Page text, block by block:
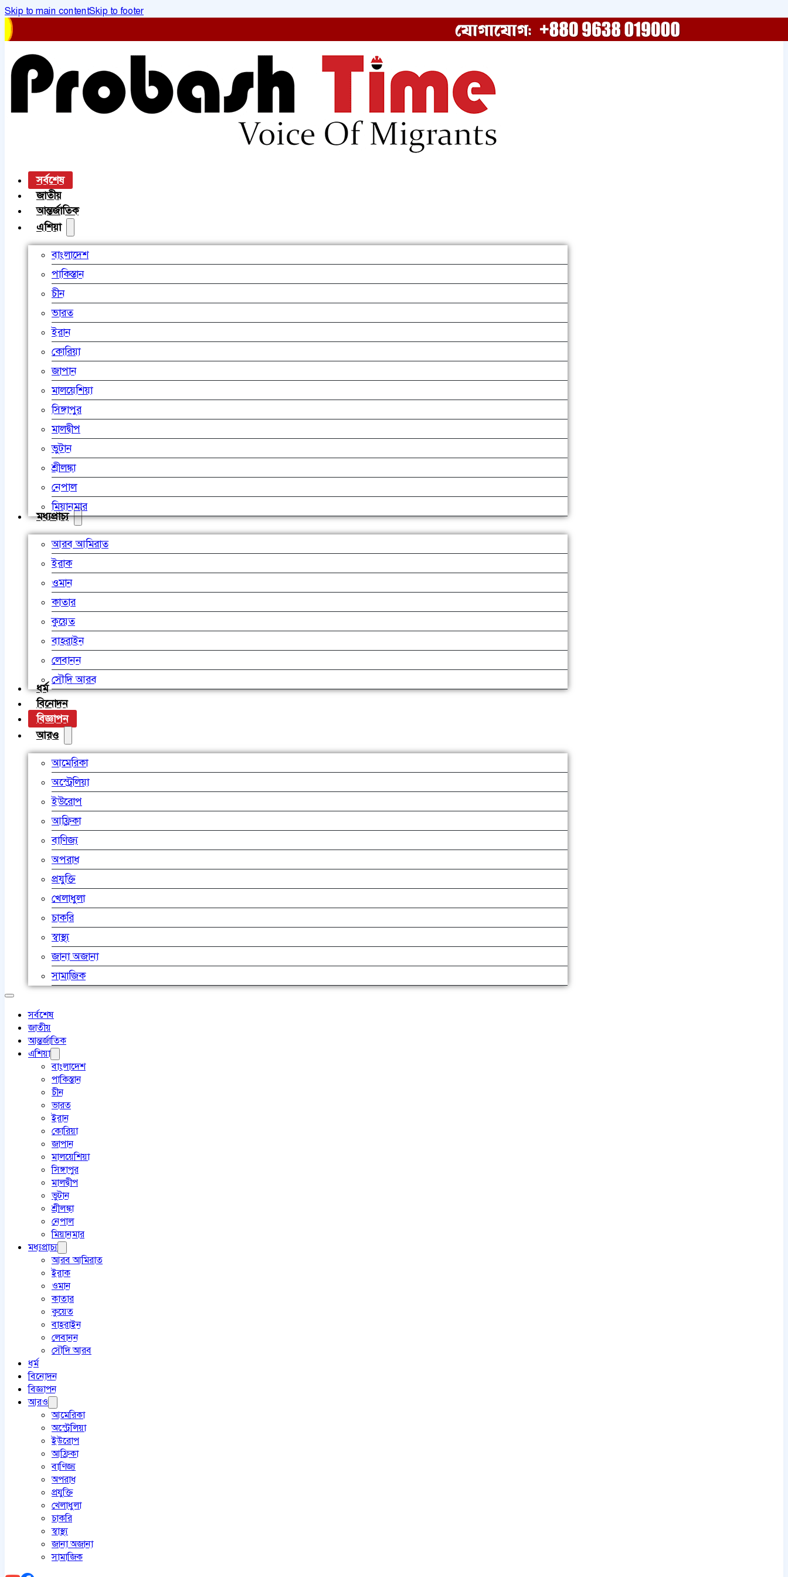
Skip to main contentSkip to footer
সর্বশেষ
জাতীয়
আন্তর্জাতিক
এশিয়া
বাংলাদেশ
পাকিস্তান
চীন
ভারত
ইরান
কোরিয়া
জাপান
মালয়েশিয়া
সিঙ্গাপুর
মালদ্বীপ
ভুটান
শ্রীলঙ্কা
নেপাল
মিয়ানমার
মধ্যপ্রাচ্য
আরব আমিরাত
ইরাক
ওমান
কাতার
কুয়েত
বাহরাইন
লেবানন
সৌদি আরব
ধর্ম
বিনোদন
বিজ্ঞাপন
আরও
আমেরিকা
অস্ট্রেলিয়া
ইউরোপ
আফ্রিকা
বাণিজ্য
অপরাধ
প্রযুক্তি
খেলাধুলা
চাকরি
স্বাস্থ্য
জানা অজানা
সামাজিক
সর্বশেষ
জাতীয়
আন্তর্জাতিক
এশিয়া
বাংলাদেশ
পাকিস্তান
চীন
ভারত
ইরান
কোরিয়া
জাপান
মালয়েশিয়া
সিঙ্গাপুর
মালদ্বীপ
ভুটান
শ্রীলঙ্কা
নেপাল
মিয়ানমার
মধ্যপ্রাচ্য
আরব আমিরাত
ইরাক
ওমান
কাতার
কুয়েত
বাহরাইন
লেবানন
সৌদি আরব
ধর্ম
বিনোদন
বিজ্ঞাপন
আরও
আমেরিকা
অস্ট্রেলিয়া
ইউরোপ
আফ্রিকা
বাণিজ্য
অপরাধ
প্রযুক্তি
খেলাধুলা
চাকরি
স্বাস্থ্য
জানা অজানা
সামাজিক